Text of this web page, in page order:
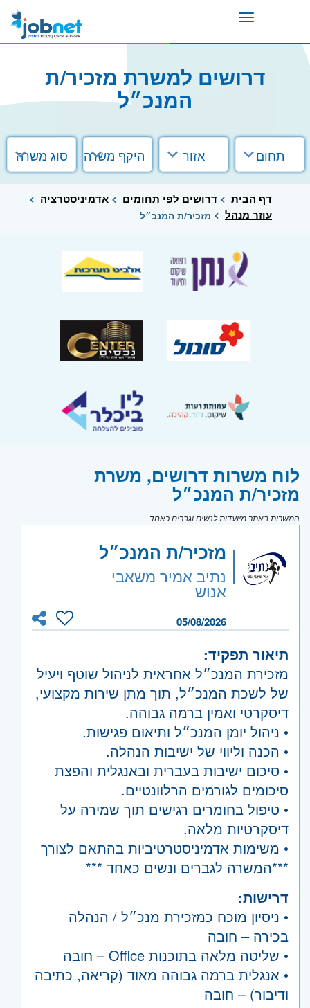
Toggle
דרושים למשרת מזכיר/ת
המנכ״ל
תחום אזור היקף משרה סוג משרה
דף הבית דרושים לפי תחומים
אדמיניסטרציה
עוזר מנהל
מזכיר/ת המנכ״ל
לוח משרות דרושים, משרת
מזכיר/ת המנכ״ל
המשרות באתר מיועדות לנשים וגברים כאחד
מזכיר/ת המנכ״ל
נתיב אמיר משאבי
אנוש
05/08/2026
תיאור תפקיד:
מזכירת המנכ״ל אחראית לניהול שוטף ויעיל
של לשכת המנכ״ל, תוך מתן שירות מקצועי,
דיסקרטי ואמין ברמה גבוהה.
• ניהול יומן המנכ״ל ותיאום פגישות.
• הכנה וליווי של ישיבות הנהלה.
• סיכום ישיבות בעברית ובאנגלית והפצת
סיכומים לגורמים הרלוונטיים.
• טיפול בחומרים רגישים תוך שמירה על
דיסקרטיות מלאה.
• משימות אדמיניסטרטיביות בהתאם לצורך
***המשרה לגברים ונשים כאחד ***
דרישות:
• ניסיון מוכח כמזכירת מנכ״ל / הנהלה
בכירה – חובה
• שליטה מלאה בתוכנות Office – חובה
• אנגלית ברמה גבוהה מאוד (קריאה, כתיבה
ודיבור) – חובה